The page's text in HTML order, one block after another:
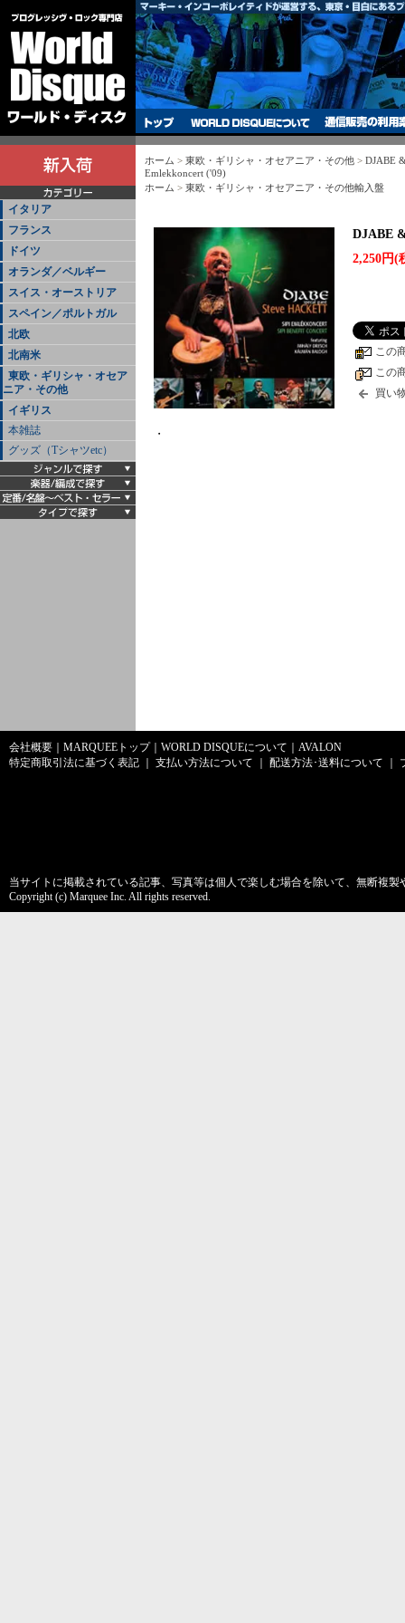
イタリア
フランス
ドイツ
オランダ／ベルギー
スイス・オーストリア
スペイン／ポルトガル
北欧
北南米
東欧・ギリシャ・オセア
ニア・その他
イギリス
本雑誌
グッズ（Tシャツetc）
ホーム > 東欧・ギリシャ・オセアニア・その他 > DJABE
Emlekkoncert ('09)
ホーム > 東欧・ギリシャ・オセアニア・その他輸入盤
DJABE
2,250円(
この
この
買い
・
会社概要 MARQUEEトップ｜ WORLD DISQUEについて
AVALON
特定商取引法に基づく表記
支払い方法について 配送方法･送料について
当サイトに掲載されている記事、写真等は個人で楽しむ場合を除いて、無断複
Copyright (c) Marquee Inc. All rights reserved.